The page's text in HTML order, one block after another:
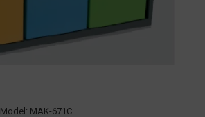
Model: MAK-671C